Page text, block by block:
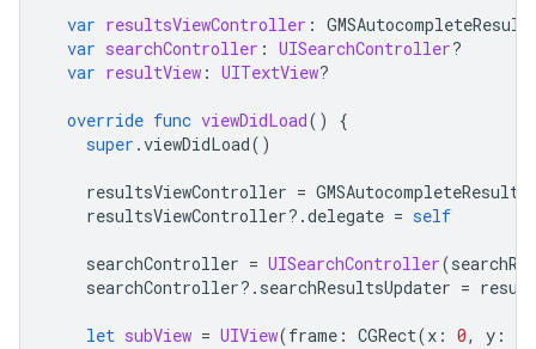
var resultsViewController :
var searchController : UISearchController?
var resultView : UITextView?
override func viewDidLoad()
{
super .viewDidLoad()
resultsViewController =
resultsViewController?.delegate = self
searchController = UISearchController(
searchController?. searchResultsUpdater =
let subView = UIView(frame : CGRect(x : 0, y :